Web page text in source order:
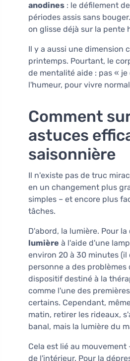
anodines : le défilement
périodes assis sans
on glisse déjà sur la pente
Il y a aussi une dimension
printemps. Pourtant, le
de mentalité aide : pas « je
l'humeur, pour vivre
Comment
astuces
saisonnière
Il n'existe pas de truc
en un changement plus
simples – et encore plus
tâches.
D'abord, la lumière. Pour
lumière à l'aide d'une
environ 20 à 30 minutes
personne a des
dispositif destiné à la
comme l'une des
certains. Cependant,
matin, retirer les rideaux,
banal, mais la lumière du
Cela est lié au
de l'intérieur. Pour la